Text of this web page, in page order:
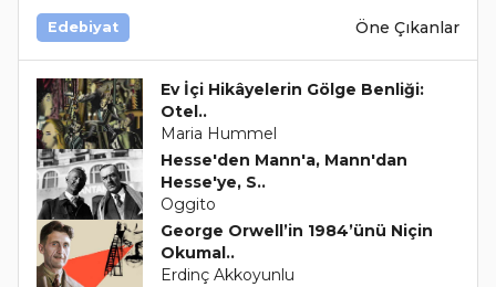
Edebiyat Öne Çıkanlar
Ev İçi Hikâyelerin Gölge Benliği:
Otel..
Maria Hummel
Hesse'den Mann'a, Mann'dan
Hesse'ye, S..
Oggito
George Orwell’in 1984’ünü Niçin
Okumal..
Erdinç Akkoyunlu